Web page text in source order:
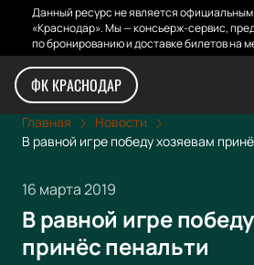
Данный ресурс не является
«Краснодар». Мы — консьерж-сервис,
по бронированию и доставке билетов на
ФК КРАСНОДАР
Главная
Новости
В равной игре победу хозяевам
16 марта 2019
В равной игре
принёс пенальти